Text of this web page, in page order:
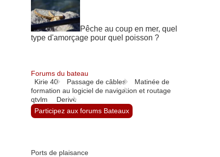
Pêche au coup en mer, quel
type d'amorçage pour quel poisson ?
Forums du bateau
Kirie 40 Passage de câbles
Matinée de
formation au logiciel de navigation et routage
qtvlm
Derive
Participez aux forums Bateaux
Ports de plaisance